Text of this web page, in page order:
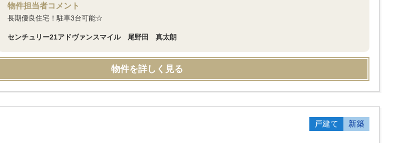
物件担当者コメント
長期優良住宅！駐車3台可能☆
センチュリー21アドヴァンスマイル 尾野田 真太朗
物件を詳しく見る
戸建て 新築